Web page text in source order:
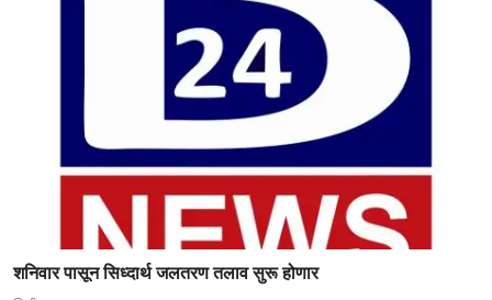
शनिवार पासून सिध्दार्थ जलतरण तलाव सुरू होणार